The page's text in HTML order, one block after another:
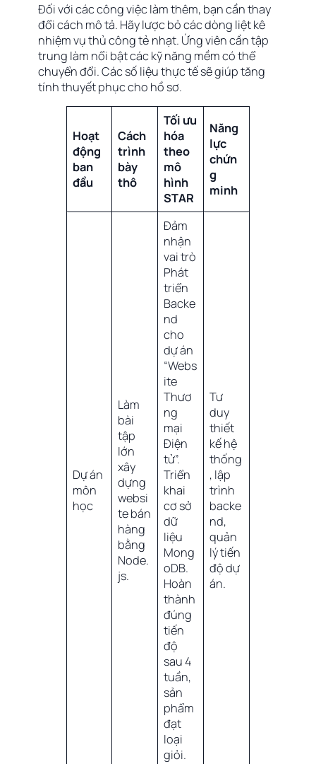
Đối với các công việc làm thêm, bạn cần thay
đổi cách mô tả. Hãy lược bỏ các dòng liệt kê
nhiệm vụ thủ công tẻ nhạt. Ứng viên cần tập
trung làm nổi bật các kỹ năng mềm có thể
chuyển đổi. Các số liệu thực tế sẽ giúp tăng
tính thuyết phục cho hồ sơ.
Hoạt
động
ban
đầu
Cách
trình
bày
thô
Tối ưu
hóa
theo
mô
hình
STAR
Năng
lực
chứn
g
minh
Dự án
môn
học
Làm
bài
tập
lớn
xây
dựng
websi
te bán
hàng
bằng
Node.
js.
Đảm
nhận
vai trò
Phát
triển
Backe
nd
cho
dự án
“Webs
ite
Thươ
ng
mại
Điện
tử”.
Triển
khai
cơ sở
dữ
liệu
Mong
oDB.
Hoàn
thành
đúng
tiến
độ
sau 4
tuần,
sản
phẩm
đạt
loại
giỏi.
Tư
duy
thiết
kế hệ
thống
, lập
trình
backe
nd,
quản
lý tiến
độ dự
án.